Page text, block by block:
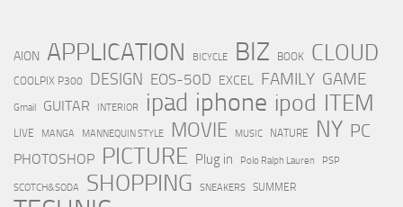
AION APPLICATION BICYCLE BIZ BOOK CLOUD
COOLPIX P300 DESIGN EOS-50D EXCEL FAMILY GAME
Gmail GUITAR INTERIOR ipad iphone ipod ITEM
LIVE MANGA MANNEQUIN STYLE MOVIE MUSIC NATURE NY PC
PHOTOSHOP PICTURE Plug in Polo Ralph Lauren PSP
SCOTCH&SODA SHOPPING SNEAKERS SUMMER